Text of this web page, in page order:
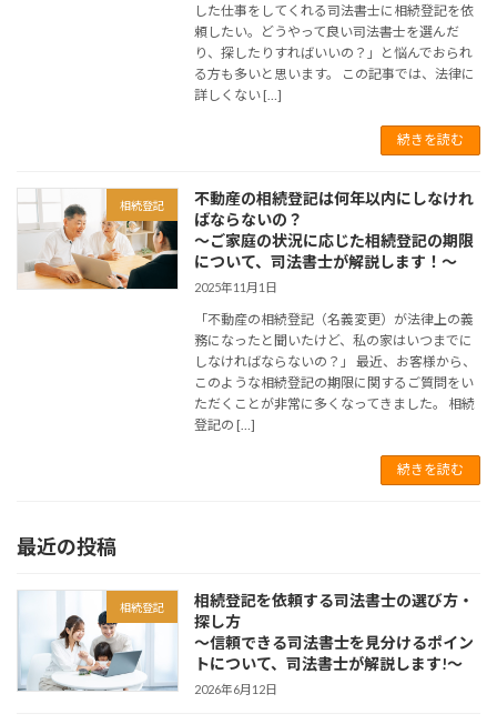
した仕事をしてくれる司法書士に相続登記を依
頼したい。どうやって良い司法書士を選んだ
り、探したりすればいいの？」と悩んでおられ
る方も多いと思います。 この記事では、法律に
詳しくない […]
続きを読む
相続登記
不動産の相続登記は何年以内にしなけれ
ばならないの？
～ご家庭の状況に応じた相続登記の期限
について、司法書士が解説します！～
2025年11月1日
「不動産の相続登記（名義変更）が法律上の義
務になったと聞いたけど、私の家はいつまでに
しなければならないの？」 最近、お客様から、
このような相続登記の期限に関するご質問をい
ただくことが非常に多くなってきました。 相続
登記の […]
続きを読む
最近の投稿
相続登記
相続登記を依頼する司法書士の選び方・
探し方
～信頼できる司法書士を見分けるポイン
トについて、司法書士が解説します!～
2026年6月12日